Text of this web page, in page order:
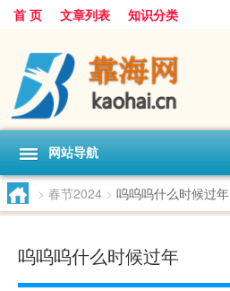
首 页 文章列表 知识分类
网站导航
> 春节2024 > 呜呜呜什么时候过年
呜呜呜什么时候过年